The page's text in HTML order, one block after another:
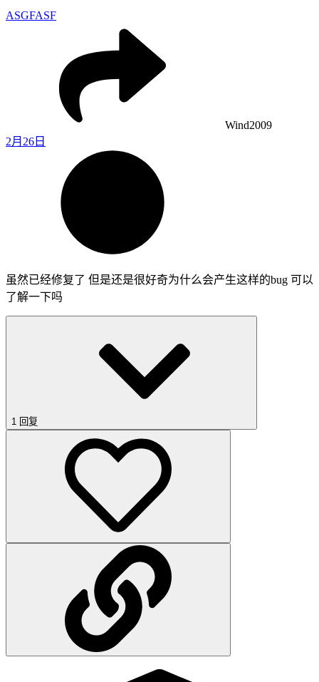
ASGFASF
Wind2009
2月26日
虽然已经修复了 但是还是很好奇为什么会产生这样的bug 可以
了解一下吗
1 回复